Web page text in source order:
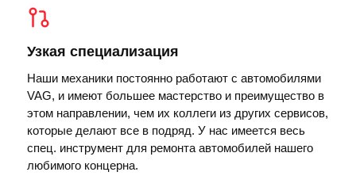
Узкая специализация
Наши механики постоянно работают с автомобилями
VAG, и имеют большее мастерство и преимущество в
этом направлении, чем их коллеги из других сервисов,
которые делают все в подряд. У нас имеется весь
спец. инструмент для ремонта автомобилей нашего
любимого концерна.